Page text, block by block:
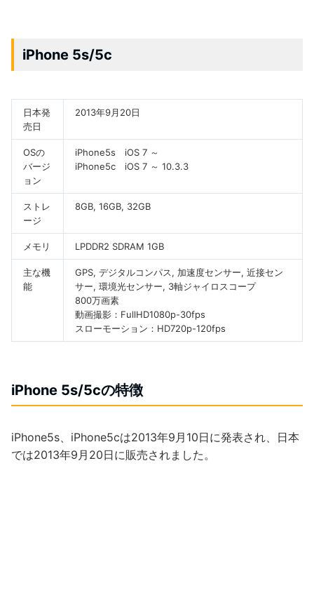
iPhone 5s/5c
日本発
売日
2013年9月20日
OSの
バージ
ョン
iPhone5s iOS 7 ～
iPhone5c iOS 7 ～ 10.3.3
ストレ
ージ
8GB, 16GB, 32GB
メモリ LPDDR2 SDRAM 1GB
主な機
能
GPS, デジタルコンパス, 加速度センサー, 近接セン
サー, 環境光センサー, 3軸ジャイロスコープ
800万画素
動画撮影：FullHD1080p-30fps
スローモーション：HD720p-120fps
iPhone 5s/5cの特徴
iPhone5s、iPhone5cは2013年9月10日に発表され、日本
では2013年9月20日に販売されました。